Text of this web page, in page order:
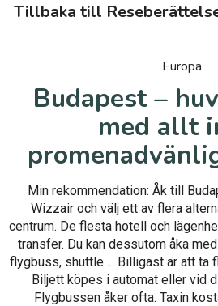
Tillbaka till
Europa
Budapest –
med allt
Min rekommendation: Åk till
Wizzair och välj ett av flera
centrum. De flesta hotell och
transfer. Du kan dessutom åka
flygbuss, shuttle ... Billigast är att ta
Biljett köpes i automat eller vid
Flygbussen åker ofta. Taxin